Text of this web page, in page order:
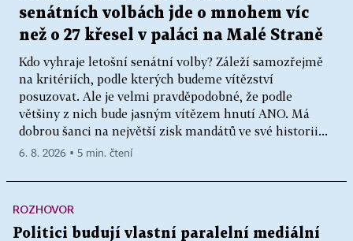
senátních volbách jde o mnohem víc
než o 27 křesel v paláci na Malé Straně
Kdo vyhraje letošní senátní volby? Záleží samozřejmě
na kritériích, podle kterých budeme vítězství
posuzovat. Ale je velmi pravděpodobné, že podle
většiny z nich bude jasným vítězem hnutí ANO. Má
dobrou šanci na největší zisk mandátů ve své historii...
6. 8. 2026 ▪ 5 min. čtení
ROZHOVOR
Politici budují vlastní paralelní mediální